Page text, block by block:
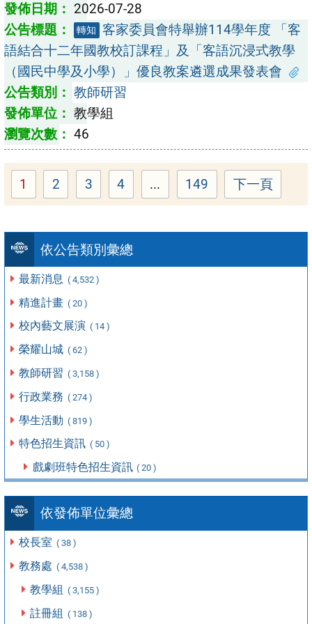
依公告類別彙總
最新消息 ( 4,532 )
精進計畫 ( 20 )
校內藝文展演 ( 14 )
榮耀山城 ( 62 )
教師研習 ( 3,158 )
行政業務 ( 274 )
學生活動 ( 819 )
特色招生資訊 ( 50 )
戲劇班特色招生資訊 ( 20 )
依發佈單位彙總
校長室 ( 38 )
教務處 ( 4,538 )
教學組 ( 3,155 )
註冊組 ( 138 )
2026-07-28
轉知 客家委員會特舉辦114學年度 「客
語結合十二年國教校訂課程」及「客語沉浸式教學
（國民中學及小學）」優良教案遴選成果發表會
教師研習
教學組
46
Page
1 Page
2 Page
3 Page
4 ... Page
149 下一頁